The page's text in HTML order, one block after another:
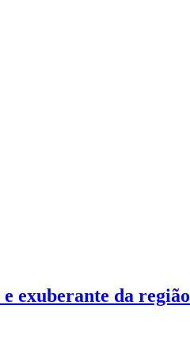
exuberante da região